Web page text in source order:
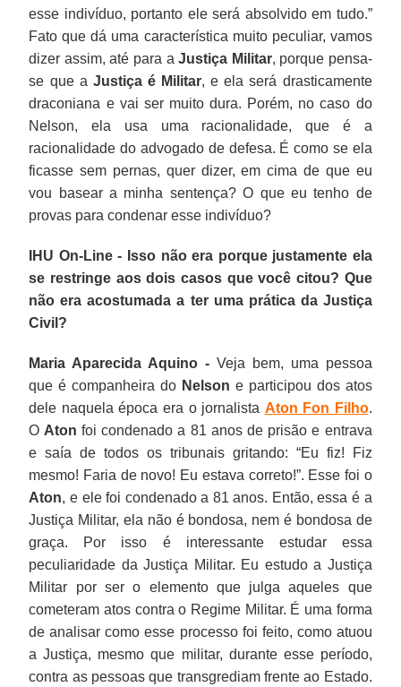
esse indivíduo, portanto ele será absolvido em tudo.”
Fato que dá uma característica muito peculiar, vamos
dizer assim, até para aJustiça Militar, porque pensa-
se que a Justiça é Militar, e ela será drasticamente
draconiana e vai ser muito dura. Porém, no caso do
Nelson, ela usa uma racionalidade, que é a
racionalidade do advogado de defesa. É como se ela
ficasse sem pernas, quer dizer, em cima de que eu
vou basear a minha sentença? O que eu tenho de
provas para condenar esse indivíduo?
IHU On-Line - Isso não era porque justamente ela
se restringe aos dois casos que você citou? Que
não era acostumada a ter uma prática da Justiça
Civil?
Maria Aparecida Aquino - Veja bem, uma pessoa
que é companheira do Nelson e participou dos atos
dele naquela época era o jornalista Aton Fon Filho.
O Aton foi condenado a 81 anos de prisão e entrava
e saía de todos os tribunais gritando: “Eu fiz! Fiz
mesmo! Faria de novo! Eu estava correto!”. Esse foi o
Aton, e ele foi condenado a 81 anos. Então, essa é a
Justiça Militar, ela não é bondosa, nem é bondosa de
graça. Por isso é interessante estudar essa
peculiaridade da Justiça Militar. Eu estudo a Justiça
Militar por ser o elemento que julga aqueles que
cometeram atos contra o Regime Militar. É uma forma
de analisar como esse processo foi feito, como atuou
a Justiça, mesmo que militar, durante esse período,
contra as pessoas que transgrediam frente ao Estado.